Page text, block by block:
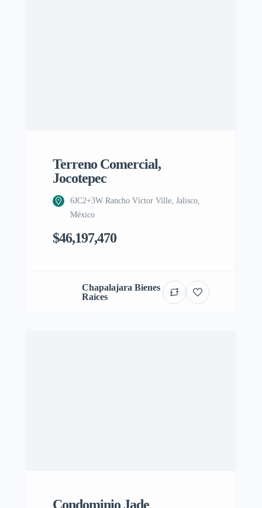
Terreno Comercial,
Jocotepec
6JC2+3W Rancho Víctor Ville, Jalisco,
México
$46,197,470
Chapalajara Bienes
Raíces
Condominio Jade